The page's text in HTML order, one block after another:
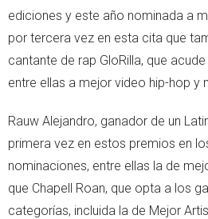
ediciones y este año nominada a
por tercera vez en esta cita que
cantante de rap GloRilla, que
entre ellas a mejor video hip-hop y
Rauw Alejandro, ganador de un
primera vez en estos premios en
nominaciones, entre ellas la de
que Chapell Roan, que opta a los
categorías, incluida la de Mejor